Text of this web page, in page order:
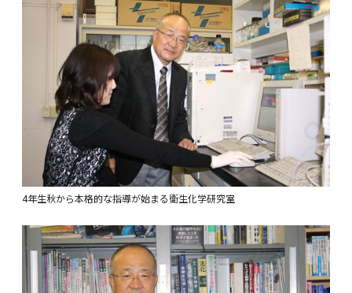
4年生秋から本格的な指導が始まる衛生化学研究室